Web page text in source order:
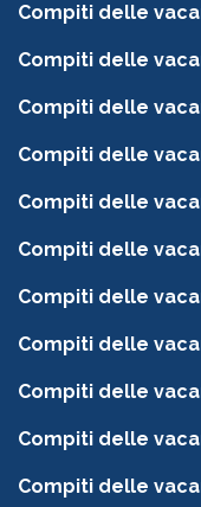
Compiti delle
Compiti delle
Compiti delle
Compiti delle
Compiti delle
Compiti delle
Compiti delle
Compiti delle
Compiti delle
Compiti delle
Compiti delle